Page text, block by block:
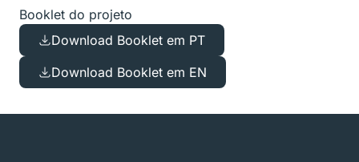
Booklet do projeto
Download Booklet em PT
Download Booklet em EN